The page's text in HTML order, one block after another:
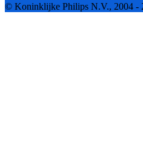
© Koninklijke Philips N.V., 2004 -